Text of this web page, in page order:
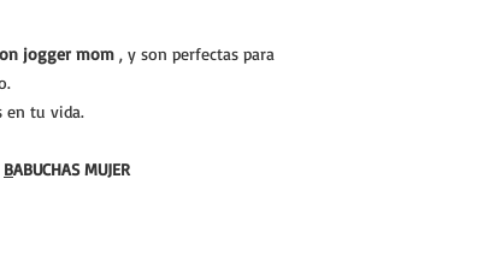
jogger mom , y son perfectas para
en tu vida.
BABUCHAS MUJER